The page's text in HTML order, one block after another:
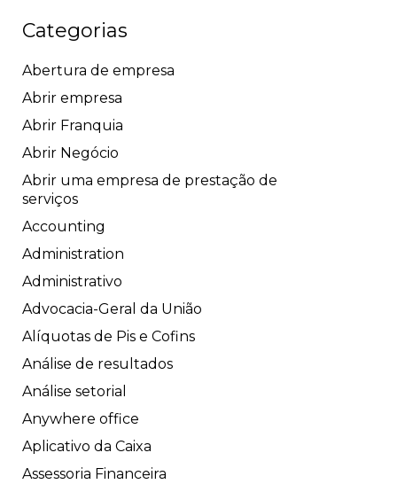
Categorias
Abertura de empresa
Abrir empresa
Abrir Franquia
Abrir Negócio
Abrir uma empresa de prestação de
serviços
Accounting
Administration
Administrativo
Advocacia-Geral da União
Alíquotas de Pis e Cofins
Análise de resultados
Análise setorial
Anywhere office
Aplicativo da Caixa
Assessoria Financeira